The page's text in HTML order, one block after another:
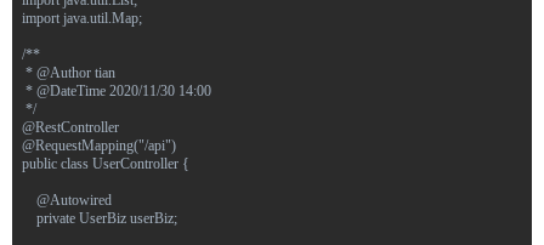
import java.util.Map;
/**
* @Author tian
* @DateTime 2020/11/30 14:00
*/
@RestController
@RequestMapping("/api")
public class UserController {
    @Autowired
    private UserBiz userBiz;